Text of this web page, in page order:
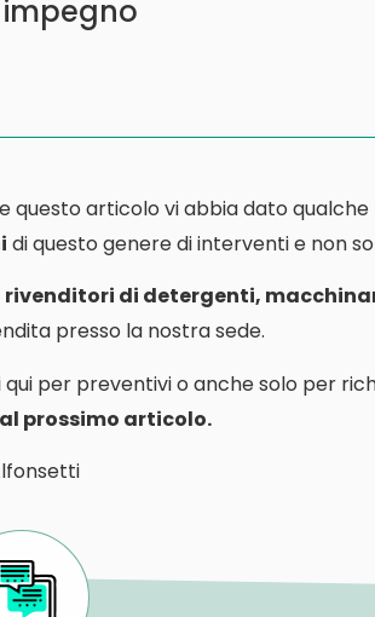
questo articolo vi abbia dato
di questo genere di interventi e non
rivenditori di detergenti,
presso la nostra sede.
per preventivi o anche solo per
prossimo articolo.